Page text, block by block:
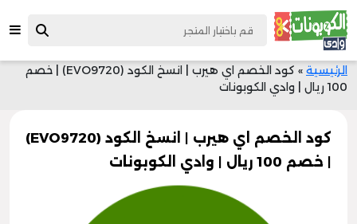
الرئيسية »
كود الخصم اي هيرب | انسخ الكود (EVO9720) | خصم
100 ريال | وادي الكوبونات
كود الخصم اي هيرب | انسخ الكود (EVO9720)
| خصم 100 ريال | وادي الكوبونات